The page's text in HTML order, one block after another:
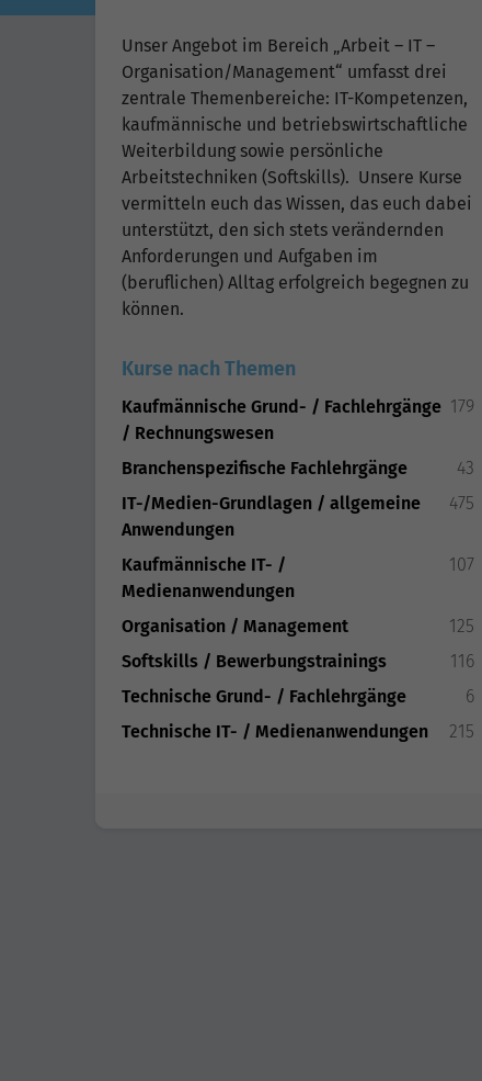
Unser Angebot im Bereich „Arbeit – IT –
Organisation/Management“ umfasst drei
zentrale Themenbereiche: IT-Kompetenzen,
kaufmännische und betriebswirtschaftliche
Weiterbildung sowie persönliche
Arbeitstechniken (Softskills). Unsere Kurse
vermitteln euch das Wissen, das euch dabei
unterstützt, den sich stets verändernden
Anforderungen und Aufgaben im
(beruflichen) Alltag erfolgreich begegnen zu
können.
Kurse nach Themen
Kaufmännische Grund- / Fachlehrgänge
/ Rechnungswesen
179
Branchenspezifische Fachlehrgänge
43
IT-/Medien-Grundlagen / allgemeine
Anwendungen
475
Kaufmännische IT- /
Medienanwendungen
107
Organisation / Management
125
Softskills / Bewerbungstrainings
116
Technische Grund- / Fachlehrgänge
6
Technische IT- / Medienanwendungen
215